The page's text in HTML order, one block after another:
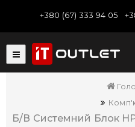
+380 (67) 333 94 05
Б/В Системний Блок